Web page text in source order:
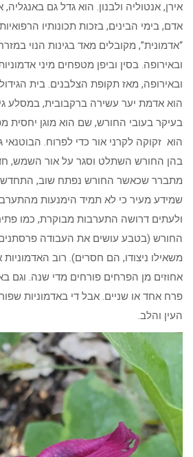
אירן, אנטוליה ולבנון. הוא גדל גם
אדם, בימי הבינים, בזכות תכונותיו
“אדמונית”, מקובלים מאד בגינות הנוי
ובאירופה. בסין וביפן מטפחים מיני
ובאירופה, מאז תקופת הצלבנים. בית
הוא אדמת יער עשירה ברקבובית, במסלע
בעיקר בעובי החורש, שם הוא מוגן יחסית
הוא זקוקה לקרני אור כדי לפרוח.
בהן החורש השתלט וסגר על אור השמש,
מתברר שכאשר החורש נפתח שוב,
שמידע מעיר כי לא תמיד הימנעות
ולעתים דרושה התערבות מבוקרת, כמו
החורש (בטבע עושים את העבודה
משאילו ניצודו, הם חסרים). רוב
אחוזים מן הפרחים פורחים מדי שנה. וגם
פרח אחד או שניים. אבל די באדמוניות
העין והלב.